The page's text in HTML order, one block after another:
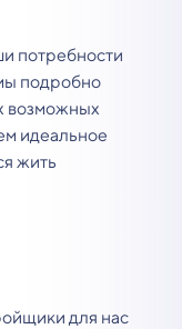
потребности
подробно
возможных
идеальное
жить
для нас